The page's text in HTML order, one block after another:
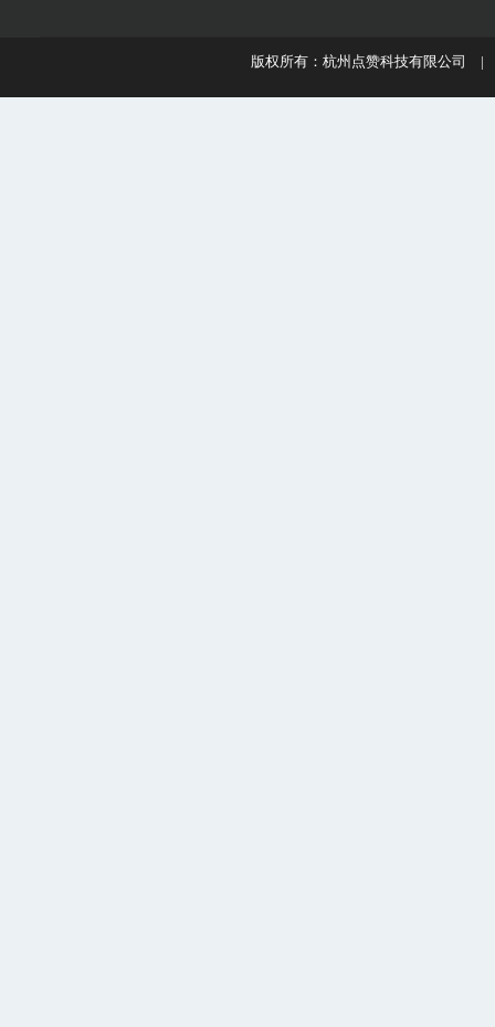
版权所有：杭州点赞科技有限公司